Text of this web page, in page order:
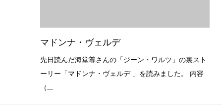
マドンナ・ヴェルデ
先日読んだ海堂尊さんの「ジーン・ワルツ」の裏スト
ーリー「マドンナ・ヴェルデ 」を読みました。 内容
（...